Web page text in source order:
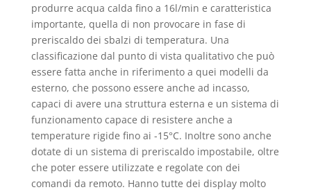
produrre acqua calda fino a 16l/min e caratteristica
importante, quella di non provocare in fase di
preriscaldo dei sbalzi di temperatura. Una
classificazione dal punto di vista qualitativo che può
essere fatta anche in riferimento a quei modelli da
esterno, che possono essere anche ad incasso,
capaci di avere una struttura esterna e un sistema di
funzionamento capace di resistere anche a
temperature rigide fino ai -15°C. Inoltre sono anche
dotate di un sistema di preriscaldo impostabile, oltre
che poter essere utilizzate e regolate con dei
comandi da remoto. Hanno tutte dei display molto